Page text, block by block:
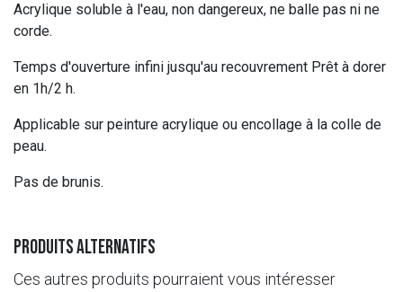
Acrylique soluble à l'eau, non dangereux, ne balle pas ni ne
corde.
Temps d'ouverture infini jusqu'au recouvrement Prêt à dorer
en 1h/2 h.
Applicable sur peinture acrylique ou encollage à la colle de
peau.
Pas de brunis.
Produits alternatifs
Ces autres produits pourraient vous intéresser